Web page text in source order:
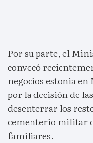
Por su parte, el
convocó
negocios estonia en
por la decisión de
desenterrar los
cementerio militar
familiares.